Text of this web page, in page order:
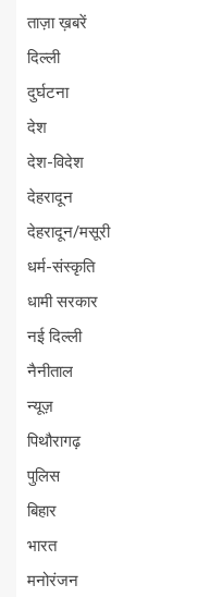
ताज़ा ख़बरें
दिल्ली
दुर्घटना
देश
देश-विदेश
देहरादून
देहरादून/मसूरी
धर्म-संस्कृति
धामी सरकार
नई दिल्ली
नैनीताल
न्यूज़
पिथौरागढ़
पुलिस
बिहार
भारत
मनोरंजन